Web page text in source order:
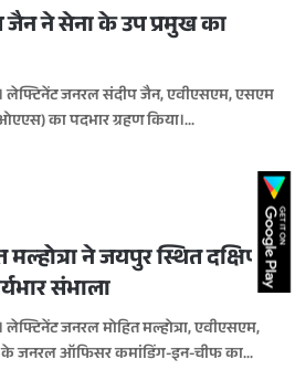
ने सेना के उप प्रमुख का
लेफ्टिनेंट जनरल संदीप जैन, एवीएसएम, एसएम
का पदभार ग्रहण किया।…
​​ने जयपुर स्थित दक्षिण
संभाला
जनरल मोहित मल्होत्रा, एवीएसएम,
के जनरल ऑफिसर कमांडिंग-इन-चीफ का…